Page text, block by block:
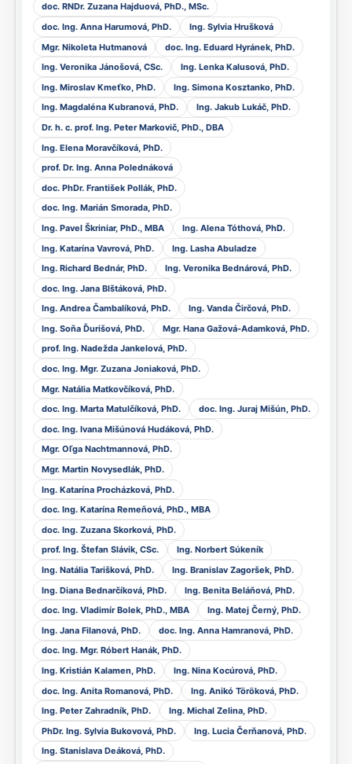
doc. RNDr. Zuzana Hajduová, PhD., MSc.
doc. Ing. Anna Harumová, PhD.
Ing. Sylvia Hrušková
Mgr. Nikoleta Hutmanová
doc. Ing. Eduard Hyránek, PhD.
Ing. Veronika Jánošová, CSc.
Ing. Lenka Kalusová, PhD.
Ing. Miroslav Kmeťko, PhD.
Ing. Simona Kosztanko, PhD.
Ing. Magdaléna Kubranová, PhD.
Ing. Jakub Lukáč, PhD.
Dr. h. c. prof. Ing. Peter Markovič, PhD., DBA
Ing. Elena Moravčíková, PhD.
prof. Dr. Ing. Anna Polednáková
doc. PhDr. František Pollák, PhD.
doc. Ing. Marián Smorada, PhD.
Ing. Pavel Škriniar, PhD., MBA
Ing. Alena Tóthová, PhD.
Ing. Katarína Vavrová, PhD.
Ing. Lasha Abuladze
Ing. Richard Bednár, PhD.
Ing. Veronika Bednárová, PhD.
doc. Ing. Jana Blštáková, PhD.
Ing. Andrea Čambalíková, PhD.
Ing. Vanda Čirčová, PhD.
Ing. Soňa Ďurišová, PhD.
Mgr. Hana Gažová-Adamková, PhD.
prof. Ing. Nadežda Jankelová, PhD.
doc. Ing. Mgr. Zuzana Joniaková, PhD.
Mgr. Natália Matkovčíková, PhD.
doc. Ing. Marta Matulčíková, PhD.
doc. Ing. Juraj Mišún, PhD.
doc. Ing. Ivana Mišúnová Hudáková, PhD.
Mgr. Oľga Nachtmannová, PhD.
Mgr. Martin Novysedlák, PhD.
Ing. Katarína Procházková, PhD.
doc. Ing. Katarína Remeňová, PhD., MBA
doc. Ing. Zuzana Skorková, PhD.
prof. Ing. Štefan Slávik, CSc.
Ing. Norbert Súkeník
Ing. Natália Tarišková, PhD.
Ing. Branislav Zagoršek, PhD.
Ing. Diana Bednarčíková, PhD.
Ing. Benita Beláňová, PhD.
doc. Ing. Vladimír Bolek, PhD., MBA
Ing. Matej Černý, PhD.
Ing. Jana Filanová, PhD.
doc. Ing. Anna Hamranová, PhD.
doc. Ing. Mgr. Róbert Hanák, PhD.
Ing. Kristián Kalamen, PhD.
Ing. Nina Kocúrová, PhD.
doc. Ing. Anita Romanová, PhD.
Ing. Anikó Töröková, PhD.
Ing. Peter Zahradník, PhD.
Ing. Michal Zelina, PhD.
PhDr. Ing. Sylvia Bukovová, PhD.
Ing. Lucia Čerňanová, PhD.
Ing. Stanislava Deáková, PhD.